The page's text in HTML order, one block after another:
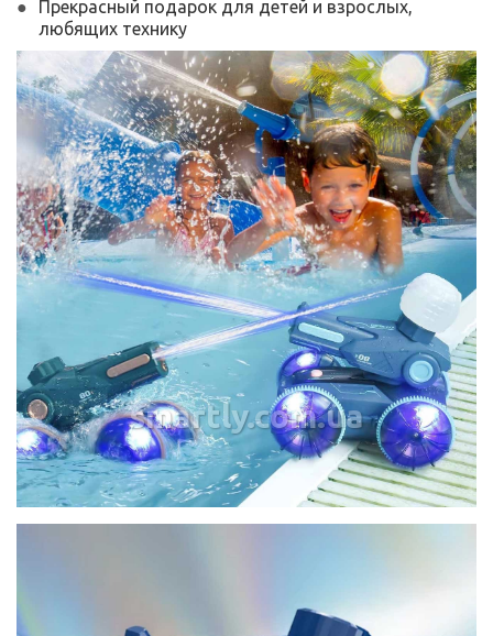
Прекрасный подарок для детей и взрослых,
любящих технику
smartly.com.ua